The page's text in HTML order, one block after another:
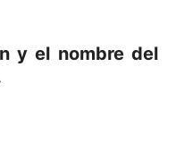
y el nombre del